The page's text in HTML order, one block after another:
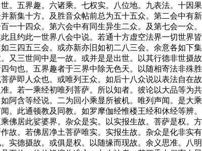
五界趣。六诸乘。七权实。八位地。九表法。十因
新集十方。及胜音众帖前总为五十五众。第二会中有
一十四众。第六会中有同生异生二众。及第七会一众
且约此一世界八会中说。若通十方虚空法界一切世界
三四五三会。或亦新亦旧如初二八三会。余意各如下
又三世间中是一故。或并是是出世。以其行德非世摄
句也。五界趣者于三界中除无色天。以随相寄法非殊
萨即人众也。或唯列王众。如后十八众说以表法自在
。若一乘经初唯列菩萨。所以知者。彼论以大品等为
阿含等经说。二为回小乘显所被机。唯列声闻。是大
。此通顿教及同教。如罗摩伽经惟楼王经和休经等辨
佛居此娑婆界。杂众是实。以实报生故。菩萨是权。
故。若佛居净土菩萨唯实。实报生故。杂众是化非实
实德摄故。或俱是权。以随缘而现故。余义思准。八